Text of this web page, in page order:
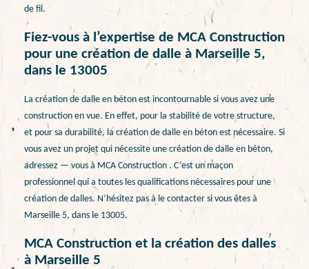
de fil.
Fiez-vous à l’expertise de MCA Construction
pour une création de dalle à Marseille 5,
dans le 13005
La création de dalle en béton est incontournable si vous avez une
construction en vue. En effet, pour la stabilité de votre structure,
et pour sa durabilité, la création de dalle en béton est nécessaire. Si
vous avez un projet qui nécessite une création de dalle en béton,
adressez — vous à MCA Construction . C’est un maçon
professionnel qui a toutes les qualifications nécessaires pour une
création de dalles. N’hésitez pas à le contacter si vous êtes à
Marseille 5, dans le 13005.
MCA Construction et la création des dalles
à Marseille 5